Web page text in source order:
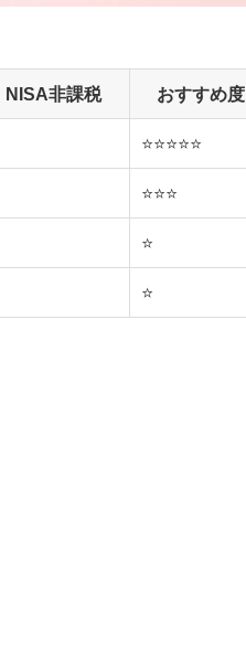
NISA非課税 おすすめ度
⭐⭐⭐⭐⭐
⭐⭐⭐
⭐
⭐